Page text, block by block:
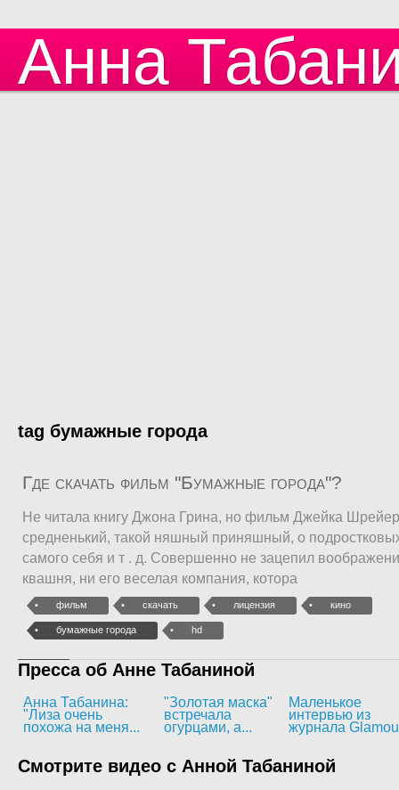
Анна
tag бумажные города
Где скачать фильм "Бумажные города"?
Не читала книгу Джона Грина, но фильм Джейка
средненький, такой няшный приняшный, о
самого себя и т . д. Совершенно не зацепил
квашня, ни его веселая компания, котора
фильм скачать лицензия кино
бумажные города hd
Пресса об Анне Табаниной
Анна Табанина:
"Лиза очень
похожа на меня...
"Золотая маска"
встречала
огурцами, а...
Маленькое
интервью из
журнала
Смотрите видео с Анной Табаниной